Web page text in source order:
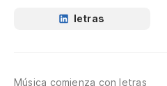
letras
Música comienza con letras